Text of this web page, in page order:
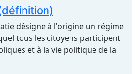
désigne à l'origine un régime
tous les citoyens participent
et à la vie politique de la